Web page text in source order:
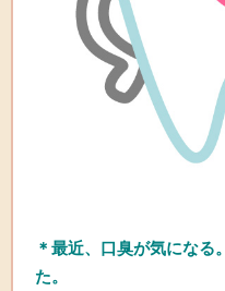
＊最近、口臭が気にな
た。